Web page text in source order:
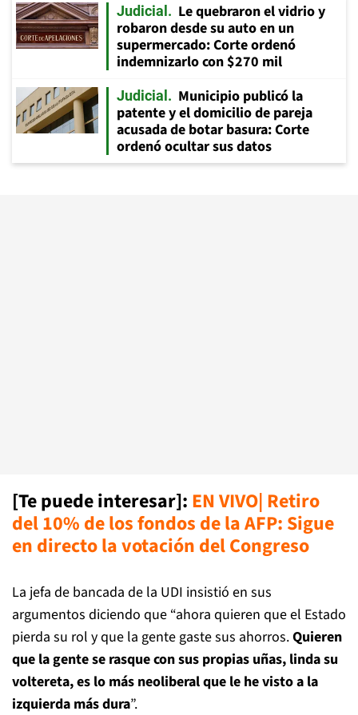
Judicial
Le quebraron el vidrio y
robaron desde su auto en un
supermercado: Corte ordenó
indemnizarlo con $270 mil
Judicial
Municipio publicó la
patente y el domicilio de pareja
acusada de botar basura: Corte
ordenó ocultar sus datos
[Te puede interesar]: EN VIVO| Retiro
del 10% de los fondos de la AFP: Sigue
en directo la votación del Congreso
La jefa de bancada de la UDI insistió en sus
argumentos diciendo que “ahora quieren que el Estado
pierda su rol y que la gente gaste sus ahorros.Quieren
que la gente se rasque con sus propias uñas, linda su
voltereta, es lo más neoliberal que le he visto a la
izquierda más dura”.